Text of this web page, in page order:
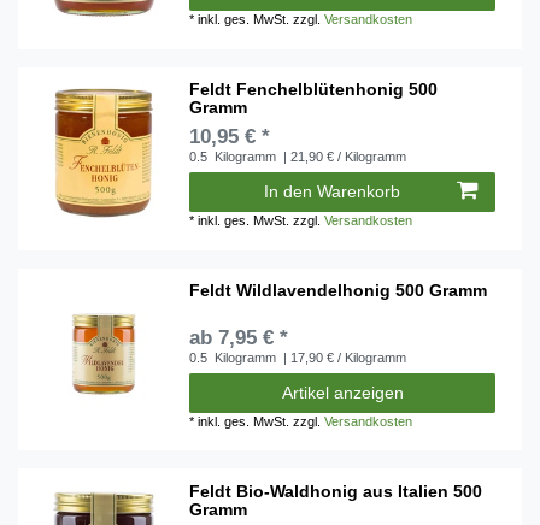
*inkl. ges. MwSt. zzgl.Versandkosten
Feldt Fenchelblütenhonig 500
Gramm
10,95 € *
0.5 Kilogramm | 21,90 € / Kilogramm
In den Warenkorb
*inkl. ges. MwSt. zzgl.Versandkosten
Feldt Wildlavendelhonig 500 Gramm
ab 7,95 € *
0.5 Kilogramm | 17,90 € / Kilogramm
Artikel anzeigen
*inkl. ges. MwSt. zzgl.Versandkosten
Feldt Bio-Waldhonig aus Italien 500
Gramm